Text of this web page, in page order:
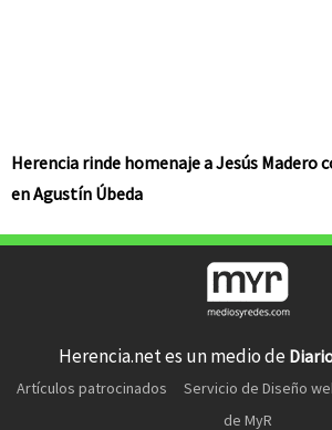
Herencia rinde homenaje a Jesús Madero
en Agustín Úbeda
Herencia.net es un medio de
Artículos patrocinados Servicio de Diseño
de MyR